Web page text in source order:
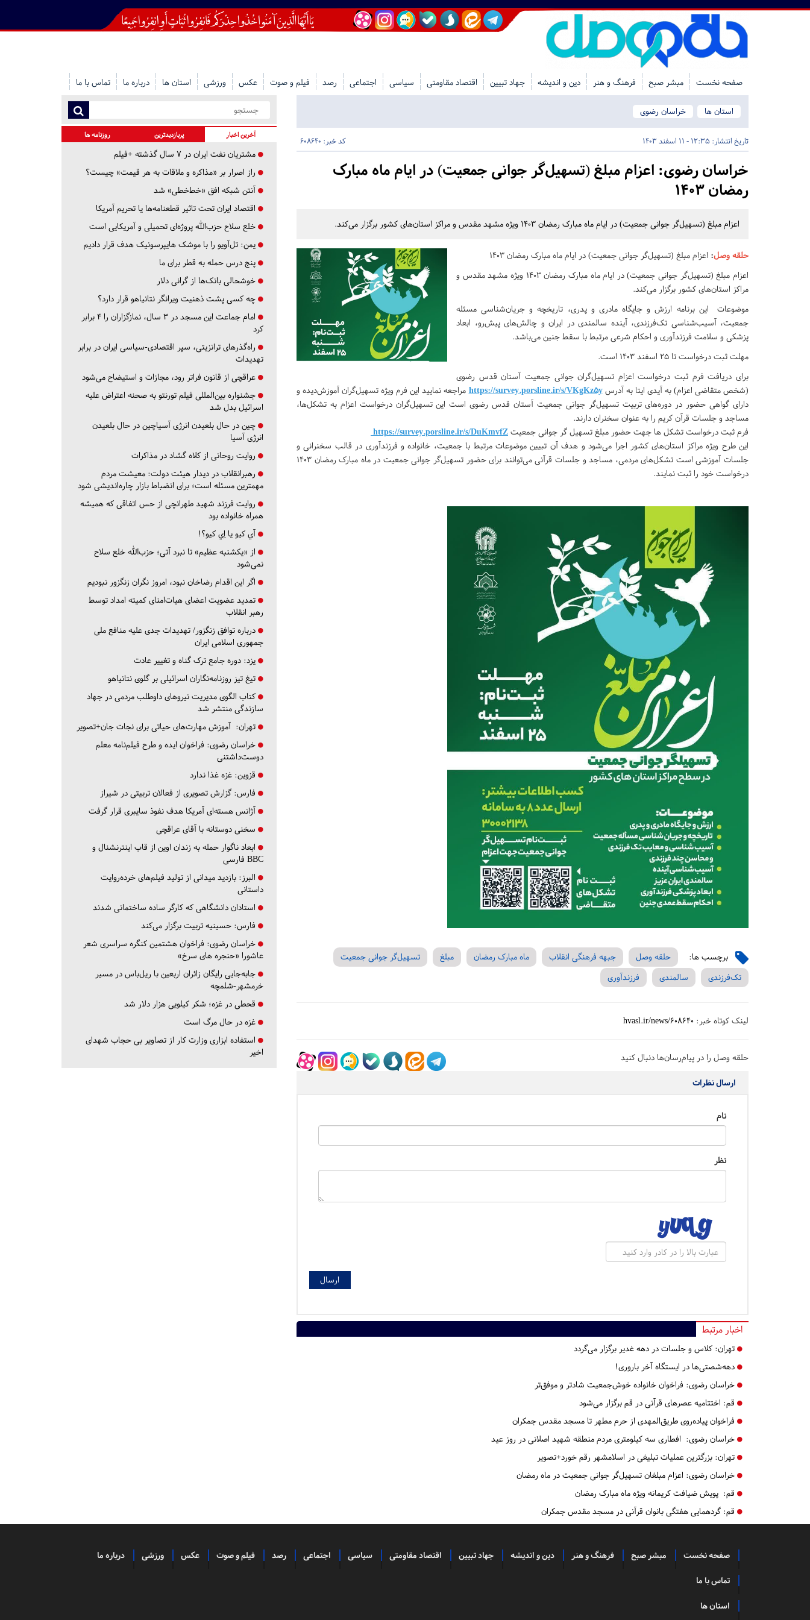
صفحه نخست مبشر صبح فرهنگ و هنر دین و اندیشه جهاد تبیین اقتصاد مقاومتی سیاسی اجتماعی رصد فیلم و صوت عکس ورزشی استان ها درباره ما تماس با ما
استان ها خراسان رضوی
تاریخ انتشار: 12:35 - 11 اسفند 1403 کد خبر: 608640
خراسان رضوی: اعزام مبلغ (تسهیل‌گر جوانی جمعیت) در ایام ماه مبارک
رمضان ۱۴۰۳
اعزام مبلغ (تسهیل‌گر جوانی جمعیت) در ایام ماه مبارک رمضان ۱۴۰۳ ویژه مشهد مقدس و مراکز استان‌های کشور برگزار می‌کند.
حلقه وصل: اعزام مبلغ (تسهیل‌گر جوانی جمعیت) در ایام ماه مبارک رمضان ۱۴۰۳
اعزام مبلغ (تسهیل‌گر جوانی جمعیت) در ایام ماه مبارک رمضان ۱۴۰۳ ویژه مشهد مقدس و
مراکز استان‌های کشور برگزار می‌کند.
موضوعات این برنامه ارزش و جایگاه مادری و پدری، تاریخچه و جریان‌شناسی مسئله
جمعیت، آسیب‌شناسی تک‌فرزندی، آینده سالمندی در ایران و چالش‌های پیش‌رو، ابعاد
پزشکی و سلامت فرزندآوری و احکام شرعی مرتبط با سقط جنین می‌باشد.
مهلت ثبت درخواست تا ۲۵ اسفند ۱۴۰۳ است.
برای دریافت فرم ثبت درخواست اعزام تسهیل‌گران جوانی جمعیت آستان قدس رضوی
(شخص متقاضی اعزام) به آیدی ایتا به آدرسhttps://survey.porsline.ir/s/VKgKz5y مراجعه نمایید این فرم ویژه تسهیل‌گران آموزش‌دیده و
دارای گواهی حضور در دوره‌های تربیت تسهیل‌گر جوانی جمعیت آستان قدس رضوی است این تسهیل‌گران درخواست اعزام به تشکل‌ها،
مساجد و جلسات قرآن کریم را به عنوان سخنران دارند.
فرم ثبت درخواست تشکل ها جهت حضور مبلغ تسهیل گر جوانی جمعیت https://survey.porsline.ir/s/DuKmvfZ
این طرح ویژه مراکز استان‌های کشور اجرا می‌شود و هدف آن تبیین موضوعات مرتبط با جمعیت، خانواده و فرزندآوری در قالب سخنرانی و
جلسات آموزشی است تشکل‌های مردمی، مساجد و جلسات قرآنی می‌توانند برای حضور تسهیل‌گر جوانی جمعیت در ماه مبارک رمضان ۱۴۰۳
درخواست خود را ثبت نمایند.
برچسب ها: حلقه وصل جبهه فرهنگی انقلاب ماه مبارک رمضان مبلغ
تسهیل‌گر جوانی جمعیت
تک‌فرزندی
سالمندی فرزندآوری
لینک کوتاه خبر: hvasl.ir/news/608640
حلقه وصل را در پیام‌رسان‌ها دنبال کنید
ارسال نظرات
نام
نظر
اخبار مرتبط
تهران: کلاس و جلسات در دهه غدیر برگزار می‌گردد
دهه‌شصتی‌ها در ایستگاه آخر باروری!
خراسان رضوی: فراخوان خانواده خوش‌جمعیت شادتر و موفق‌تر
قم: اختتامیه عصرهای قرآنی در قم برگزار می‌شود
فراخوان پیاده‌روی طریق‌المهدی از حرم مطهر تا مسجد مقدس جمکران
خراسان رضوی: افطاری سه کیلومتری مردم منطقه شهید اصلانی در روز عید
تهران: بزرگترین عملیات تبلیغی در اسلامشهر رقم خورد+تصویر
خراسان رضوی: اعزام مبلغان تسهیل‌گر جوانی جمعیت در ماه رمضان
قم: پویش ضیافت کریمانه ويژه ماه مبارک رمضان
قم: گردهمایی هفتگی بانوان قرآنی در مسجد مقدس جمکران
آخرین اخبار پربازدیدترین روزنامه ها
مشتریان نفت ایران در ۷ سال گذشته +فیلم
راز اصرار بر «مذاکره و ملاقات به هر قیمت» چیست؟
آنتن شبکه افق «خط‌خطی» شد
اقتصاد ایران تحت تاثیر قطعنامه‌ها یا تحریم‌ آمریکا
خلع سلاح حزب‌الله پروژه‌ای تحمیلی و آمریکایی است
یمن: تل‌آویو را با موشک هایپرسونیک هدف قرار دادیم
پنج درس‌ حمله به قطر برای ما
خوشحالی بانک‌ها از گرانی دلار
چه کسی پشت ذهنیت ویرانگر نتانیاهو قرار دارد؟
امام جماعت این مسجد در ۳ سال، نمازگزاران را ۴ برابر
کرد
راه‌گذرهای ترانزیتی، سپر اقتصادی-سیاسی ایران در برابر
تهدیدات
عراقچی از قانون فراتر رود، مجازات و استیضاح می‌شود
جشنواره بین‌المللی فیلم تورنتو به صحنه اعتراض علیه
اسرائیل بدل شد
چین در حال بلعیدن انرژی آسیاچین در حال بلعیدن
انرژی آسیا
روایت روحانی از کلاه گشاد در مذاکرات
رهبرانقلاب در دیدار هیئت دولت: معیشت مردم
مهمترین مسئله است؛ برای انضباط بازار چاره‌اندیشی شود
روایت فرزند شهید طهرانچی از حس اتفاقی که همیشه
همراه خانواده بود
آي كيو يا اِي كيو؟!
از «یکشنبه عظیم» تا نبرد آتی؛ حزب‌الله خلع سلاح
نمی‌شود
اگر این اقدام رضاخان نبود، امروز نگران زنگزور نبودیم
تمدید عضویت اعضای هیات‌امنای کمیته امداد توسط
رهبر انقلاب
درباره توافق زنگزور/ تهدیدات جدی علیه منافع ملی
جمهوری اسلامی ایران
یزد: دوره جامع ترک گناه و تغییر عادت
تیغ تیز روزنامه‌نگاران اسرائیلی بر گلوی نتانیاهو
کتاب الگوی مدیریت نیروهای داوطلب مردمی در جهاد
سازندگی منتشر شد
تهران: آموزش مهارت‌های حیاتی برای نجات جان+تصویر
خراسان رضوی: فراخوان ایده و طرح فیلم‌نامه معلم
دوست‌داشتنی
قزوین: غزه غذا ندارد
فارس: گزارش تصویری از فعالان تربیتی در شیراز
آژانس هسته‌ای آمریکا هدف نفوذ سایبری قرار گرفت
سخنی دوستانه با آقای عراقچی
ابعاد ناگوار حمله به زندان اوین از قاب اینترنشنال و
BBC فارسی
البرز: بازدید میدانی از تولید فیلم‌های خرده‌روایت
داستانی
استادان دانشگاهی که کارگر ساده ساختمانی شدند
فارس: حسینیه تربیت برگزار می‌کند
خراسان رضوی: فراخوان هشتمین کنگره سراسری شعر
عاشورا «حنجره های سرخ»
جابه‌جایی رایگان زائران اربعین با ریل‌باس در مسیر
خرمشهر-شلمچه
قحطی در غزه؛ شکر کیلویی هزار دلار شد
غزه در حال مرگ است
استفاده ابزاری وزارت کار از تصاویر بی حجاب شهدای
اخیر
صفحه نخست مبشر صبح فرهنگ و هنر دین و اندیشه جهاد تبیین اقتصاد مقاومتی سیاسی اجتماعی رصد فیلم و صوت عکس ورزشی درباره ما
تماس با ما
استان ها